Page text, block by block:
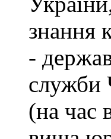
знання
-
служби
(на час